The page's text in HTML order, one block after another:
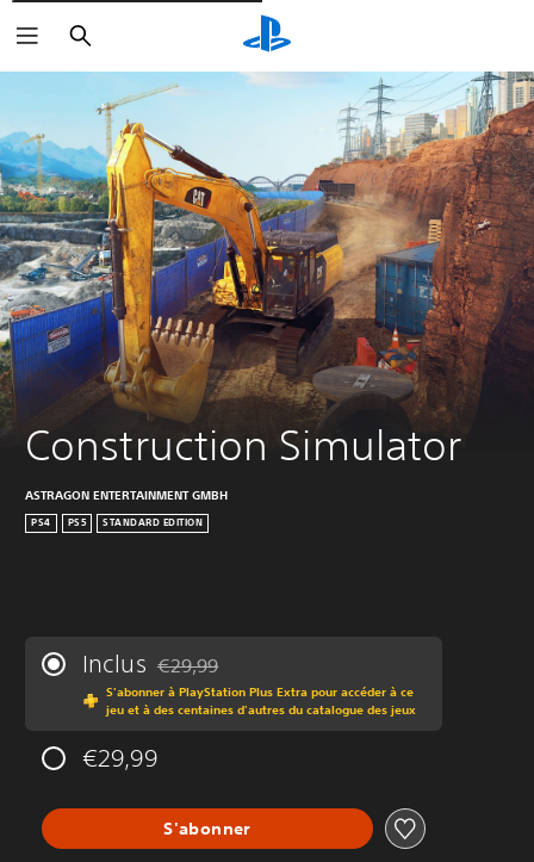
Rechercher
Construction Simulator
ASTRAGON ENTERTAINMENT GMBH
PS4 PS5 STANDARD EDITION
Inclus Remise par rapport au prix d'origine de €29,99
€29,99
S'abonner à PlayStation Plus Extra pour accéder à ce
jeu et à des centaines d'autres du catalogue des jeux
€29,99
S'abonner